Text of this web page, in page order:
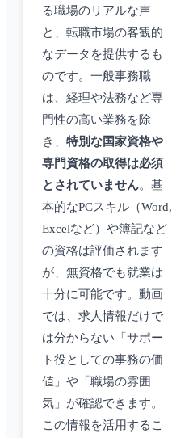
る職場のリアルな声
と、転職市場の客観的
なデータを提供するも
のです。一般事務職
は、経理や法務など専
門性の高い業務を除
き、 特別な国家資格や
専門資格の取得は必須
とされていません。基
本的なPCスキル（Word,
Excelなど）や簿記など
の資格は評価されます
が、無資格でも就業は
十分に可能です。動画
では、求人情報だけで
は分からない「サポー
ト役としての事務の価
値」や「職場の雰囲
気」が確認できます。
この情報を活用するこ